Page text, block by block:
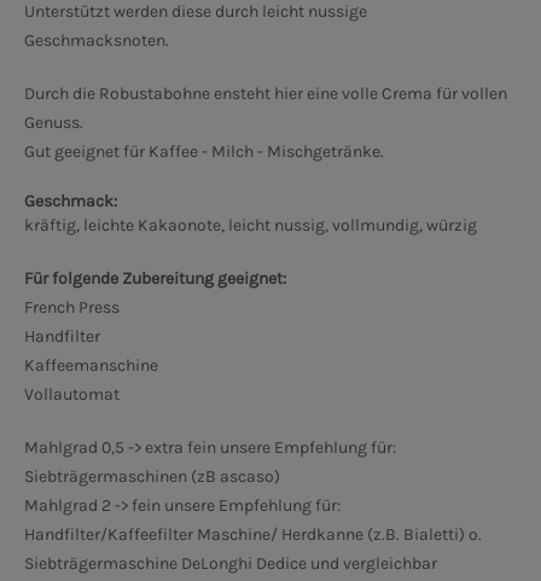
Unterstützt werden diese durch leicht nussige
Geschmacksnoten.
Durch die Robustabohne ensteht hier eine volle Crema für vollen
Genuss.
Gut geeignet für Kaffee - Milch - Mischgetränke.
Geschmack:
kräftig, leichte Kakaonote, leicht nussig, vollmundig, würzig
Für folgende Zubereitung geeignet:
French Press
Handfilter
Kaffeemanschine
Vollautomat
Mahlgrad 0,5 -> extra fein unsere Empfehlung für:
Siebträgermaschinen (zB ascaso)
Mahlgrad 2 -> fein unsere Empfehlung für:
Handfilter/Kaffeefilter Maschine/ Herdkanne (z.B. Bialetti) o.
Siebträgermaschine DeLonghi Dedice und vergleichbar